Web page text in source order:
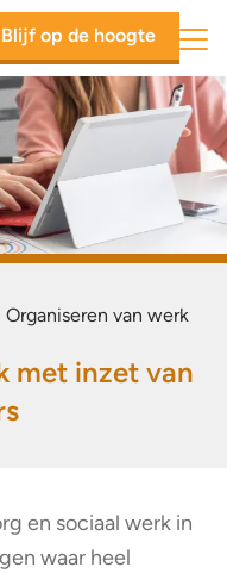
Blijf op de hoogte
met inzet van
Organiseren van werk
en sociaal werk in
waar heel